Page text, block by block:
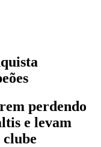
perdendo
e levam